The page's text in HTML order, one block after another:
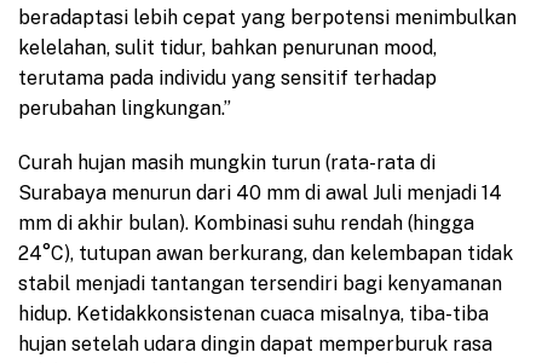
beradaptasi lebih cepat yang berpotensi menimbulkan
kelelahan, sulit tidur, bahkan penurunan mood,
terutama pada individu yang sensitif terhadap
perubahan lingkungan.”
Curah hujan masih mungkin turun (rata-rata di
Surabaya menurun dari 40 mm di awal Juli menjadi 14
mm di akhir bulan). Kombinasi suhu rendah (hingga
24°C), tutupan awan berkurang, dan kelembapan tidak
stabil menjadi tantangan tersendiri bagi kenyamanan
hidup. Ketidakkonsistenan cuaca misalnya, tiba-tiba
hujan setelah udara dingin dapat memperburuk rasa